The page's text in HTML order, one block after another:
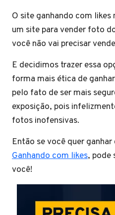
O site ganhando com likes
um site para vender foto
você não vai precisar
E decidimos trazer essa
forma mais ética de
pelo fato de ser mais
exposição, pois
fotos inofensivas.
Então se você quer
Ganhando com likes, pode
você!